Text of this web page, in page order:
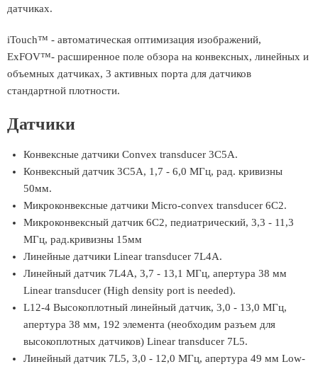
датчиках.
iTouch™ - автоматическая оптимизация изображений,
ExFOV™- расширенное поле обзора на конвексных, линейных и
объемных датчиках, 3 активных порта для датчиков
стандартной плотности.
Датчики
Конвексные датчики Convex transducer 3C5A.
Конвексный датчик 3C5A, 1,7 - 6,0 МГц, рад. кривизны
50мм.
Микроконвексные датчики Micro-convex transducer 6C2.
Микроконвексный датчик 6C2, педиатрический, 3,3 - 11,3
МГц, рад.кривизны 15мм
Линейные датчики Linear transducer 7L4A.
Линейный датчик 7L4A, 3,7 - 13,1 МГц, апертура 38 мм
Linear transducer (High density port is needed).
L12-4 Высокоплотный линейный датчик, 3,0 - 13,0 МГц,
апертура 38 мм, 192 элемента (необходим разъем для
высокоплотных датчиков) Linear transducer 7L5.
Линейный датчик 7L5, 3,0 - 12,0 МГц, апертура 49 мм Low-